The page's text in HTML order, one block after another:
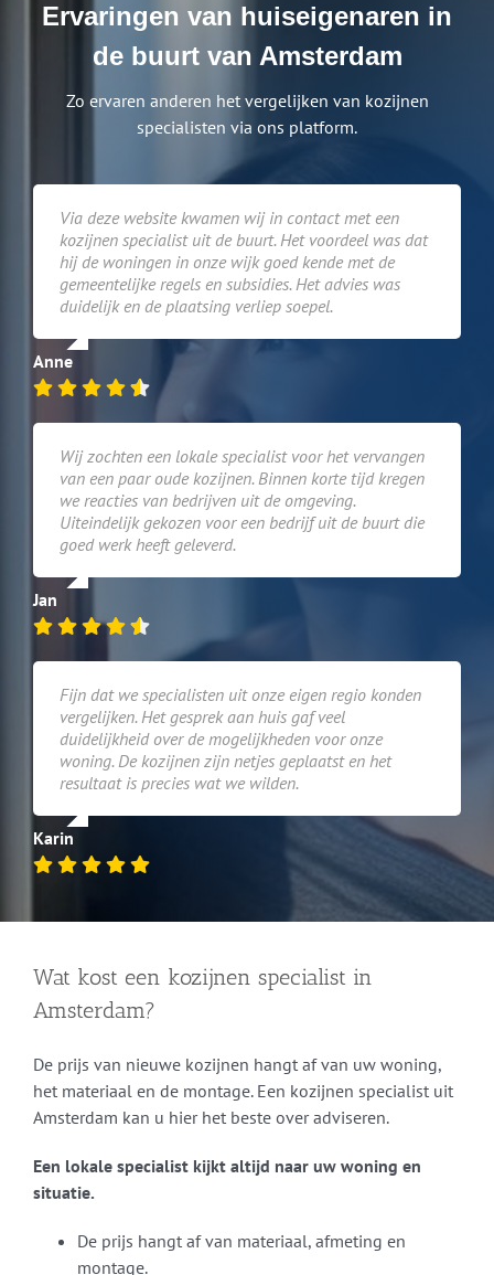
Ervaringen van huiseigenaren in
de buurt van Amsterdam
Zo ervaren anderen het vergelijken van kozijnen
specialisten via ons platform.
Via deze website kwamen wij in contact met een
kozijnen specialist uit de buurt. Het voordeel was dat
hij de woningen in onze wijk goed kende met de
gemeentelijke regels en subsidies. Het advies was
duidelijk en de plaatsing verliep soepel.
Anne
Wij zochten een lokale specialist voor het vervangen
van een paar oude kozijnen. Binnen korte tijd kregen
we reacties van bedrijven uit de omgeving.
Uiteindelijk gekozen voor een bedrijf uit de buurt die
goed werk heeft geleverd.
Jan
Fijn dat we specialisten uit onze eigen regio konden
vergelijken. Het gesprek aan huis gaf veel
duidelijkheid over de mogelijkheden voor onze
woning. De kozijnen zijn netjes geplaatst en het
resultaat is precies wat we wilden.
Karin
Wat kost een kozijnen specialist in
Amsterdam?
De prijs van nieuwe kozijnen hangt af van uw woning,
het materiaal en de montage. Een kozijnen specialist uit
Amsterdam kan u hier het beste over adviseren.
Een lokale specialist kijkt altijd naar uw woning en
situatie.
De prijs hangt af van materiaal, afmeting en
montage.